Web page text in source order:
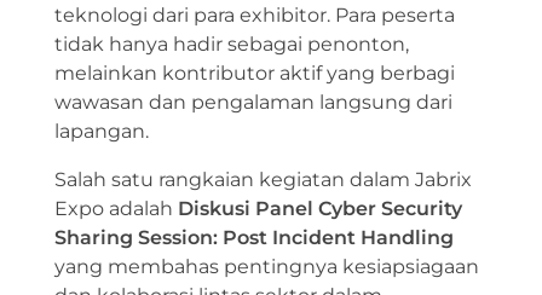
teknologi dari para exhibitor. Para peserta
tidak hanya hadir sebagai penonton,
melainkan kontributor aktif yang berbagi
wawasan dan pengalaman langsung dari
lapangan.
Salah satu rangkaian kegiatan dalam Jabrix
Expo adalah Diskusi Panel Cyber Security
Sharing Session: Post Incident Handling
yang membahas pentingnya kesiapsiagaan